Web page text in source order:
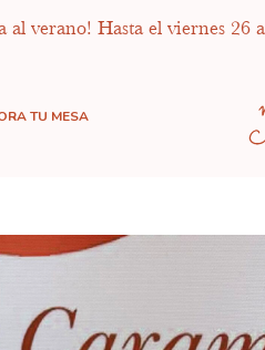
al verano! Hasta el viernes
TU MESA